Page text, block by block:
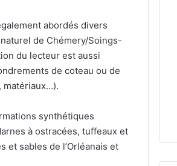
abordés divers
de Chémery/Soings-
du lecteur est aussi
de coteau ou de
matériaux…).
synthétiques
à ostracées, tuffeaux et
et sables de l’Orléanais et